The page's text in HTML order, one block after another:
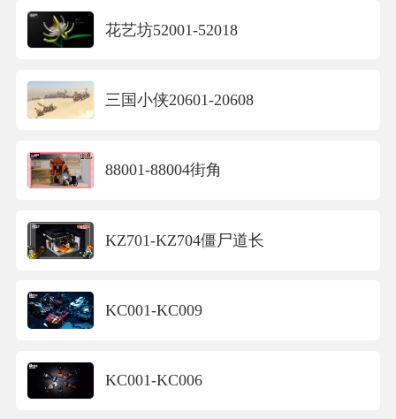
花艺坊52001-52018
三国小侠20601-20608
88001-88004街角
KZ701-KZ704僵尸道长
KC001-KC009
KC001-KC006